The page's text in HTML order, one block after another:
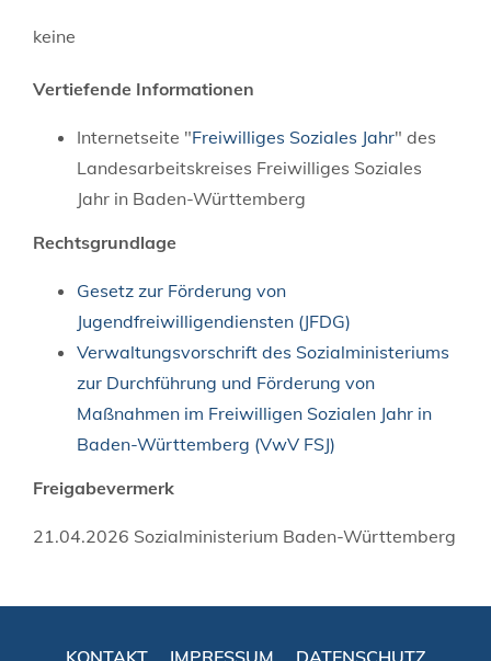
keine
Vertiefende Informationen
Internetseite "Freiwilliges Soziales Jahr" des
Landesarbeitskreises Freiwilliges Soziales
Jahr in Baden-Württemberg
Rechtsgrundlage
Gesetz zur Förderung von
Jugendfreiwilligendiensten (JFDG)
Verwaltungsvorschrift des Sozialministeriums
zur Durchführung und Förderung von
Maßnahmen im Freiwilligen Sozialen Jahr in
Baden-Württemberg (VwV FSJ)
Freigabevermerk
21.04.2026 Sozialministerium Baden-Württemberg
KONTAKT IMPRESSUM DATENSCHUTZ